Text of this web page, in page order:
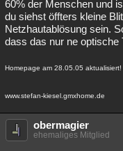
60% der Menschen und
du siehst öffters kleine
Netzhautablösung sein.
dass das nur ne optische
Homepage am 28.05.05
www.stefan-kiesel.gmxhome.de
obermagier
ehemaliges Mitglied